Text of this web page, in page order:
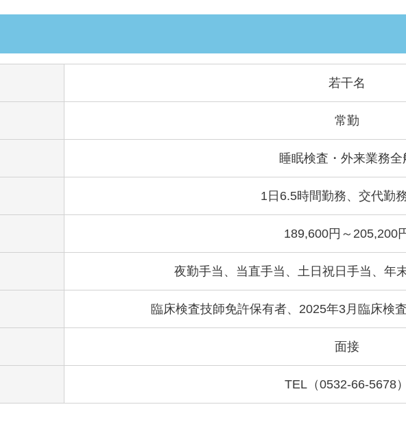
若干名
常勤
睡眠検査・外来業務全
1日6.5時間勤務、交代勤
189,600円～205,200
夜勤手当、当直手当、土日祝日手当、年
臨床検査技師免許保有者、2025年3月臨床検
面接
TEL（0532-66-5678